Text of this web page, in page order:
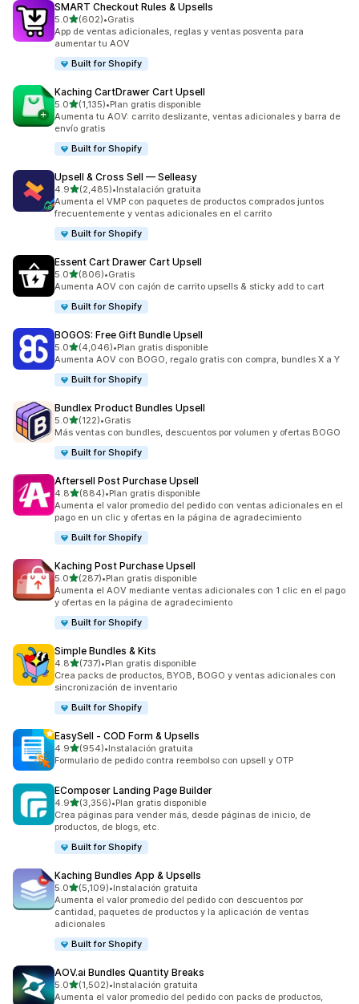
SMART Checkout Rules & Upsells
5.0de 5 estrellas
(602)
602 reseñas en total
•Gratis
App de ventas adicionales, reglas y ventas posventa para
aumentar tu AOV
Built for Shopify
Kaching CartDrawer Cart Upsell
5.0de 5 estrellas
(1,135)
1135 reseñas en total
•Plan gratis disponible
Aumenta tu AOV: carrito deslizante, ventas adicionales y barra de
envío gratis
Built for Shopify
Upsell & Cross Sell — Selleasy
4.9de 5 estrellas
(2,485)
2485 reseñas en total
•Instalación gratuita
Aumenta el VMP con paquetes de productos comprados juntos
frecuentemente y ventas adicionales en el carrito
Built for Shopify
Essent Cart Drawer Cart Upsell
5.0de 5 estrellas
(806)
806 reseñas en total
•Gratis
Aumenta AOV con cajón de carrito upsells & sticky add to cart
Built for Shopify
BOGOS: Free Gift Bundle Upsell
5.0de 5 estrellas
(4,046)
4046 reseñas en total
•Plan gratis disponible
Aumenta AOV con BOGO, regalo gratis con compra, bundles X a Y
Built for Shopify
Bundlex Product Bundles Upsell
5.0de 5 estrellas
(122)
122 reseñas en total
•Gratis
Más ventas con bundles, descuentos por volumen y ofertas BOGO
Built for Shopify
Aftersell Post Purchase Upsell
4.8de 5 estrellas
(884)
884 reseñas en total
•Plan gratis disponible
Aumenta el valor promedio del pedido con ventas adicionales en el
pago en un clic y ofertas en la página de agradecimiento
Built for Shopify
Kaching Post Purchase Upsell
5.0de 5 estrellas
(287)
287 reseñas en total
•Plan gratis disponible
Aumenta el AOV mediante ventas adicionales con 1 clic en el pago
y ofertas en la página de agradecimiento
Built for Shopify
Simple Bundles & Kits
4.8de 5 estrellas
(737)
737 reseñas en total
•Plan gratis disponible
Crea packs de productos, BYOB, BOGO y ventas adicionales con
sincronización de inventario
Built for Shopify
EasySell ‑ COD Form & Upsells
4.9de 5 estrellas
(954)
954 reseñas en total
•Instalación gratuita
Formulario de pedido contra reembolso con upsell y OTP
EComposer Landing Page Builder
4.9de 5 estrellas
(3,356)
3356 reseñas en total
•Plan gratis disponible
Crea páginas para vender más, desde páginas de inicio, de
productos, de blogs, etc.
Built for Shopify
Kaching Bundles App & Upsells
5.0de 5 estrellas
(5,109)
5109 reseñas en total
•Instalación gratuita
Aumenta el valor promedio del pedido con descuentos por
cantidad, paquetes de productos y la aplicación de ventas
adicionales
Built for Shopify
AOV.ai Bundles Quantity Breaks
5.0de 5 estrellas
(1,502)
1502 reseñas en total
•Instalación gratuita
Aumenta el valor promedio del pedido con packs de productos,